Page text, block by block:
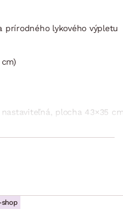
lykového výpletu
plocha 43×35
nastaviteľná, plocha 43×35